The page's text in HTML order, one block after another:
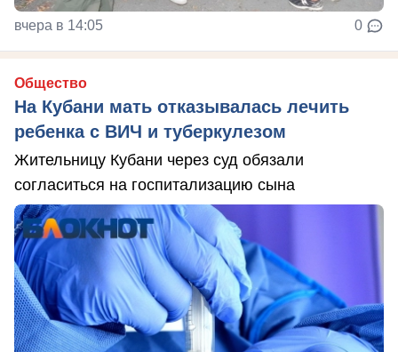
вчера в 14:05 0
Общество
На Кубани мать отказывалась лечить
ребенка с ВИЧ и туберкулезом
Жительницу Кубани через суд обязали
согласиться на госпитализацию сына